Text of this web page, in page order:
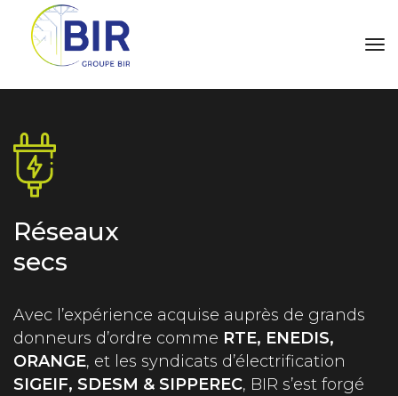
Réseaux
secs
Avec l’expérience acquise auprès de grands
donneurs d’ordre comme RTE, ENEDIS,
ORANGE, et les syndicats d’électrification
SIGEIF, SDESM & SIPPEREC, BIR s’est forgé